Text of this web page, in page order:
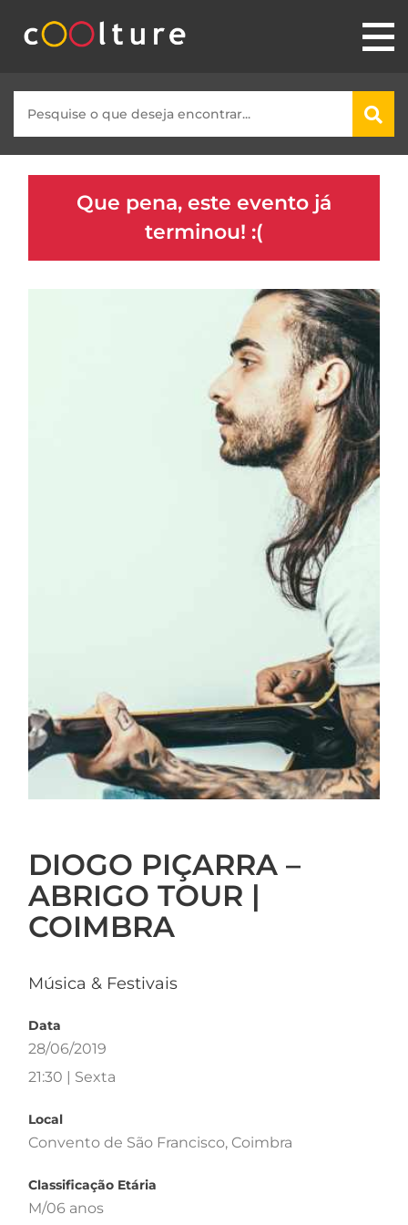
Que pena, este evento já
terminou! :(
DIOGO PIÇARRA –
ABRIGO TOUR |
COIMBRA
Música & Festivais
Data
28/06/2019
21:30 | Sexta
Local
Convento de São Francisco, Coimbra
Classificação Etária
M/06 anos